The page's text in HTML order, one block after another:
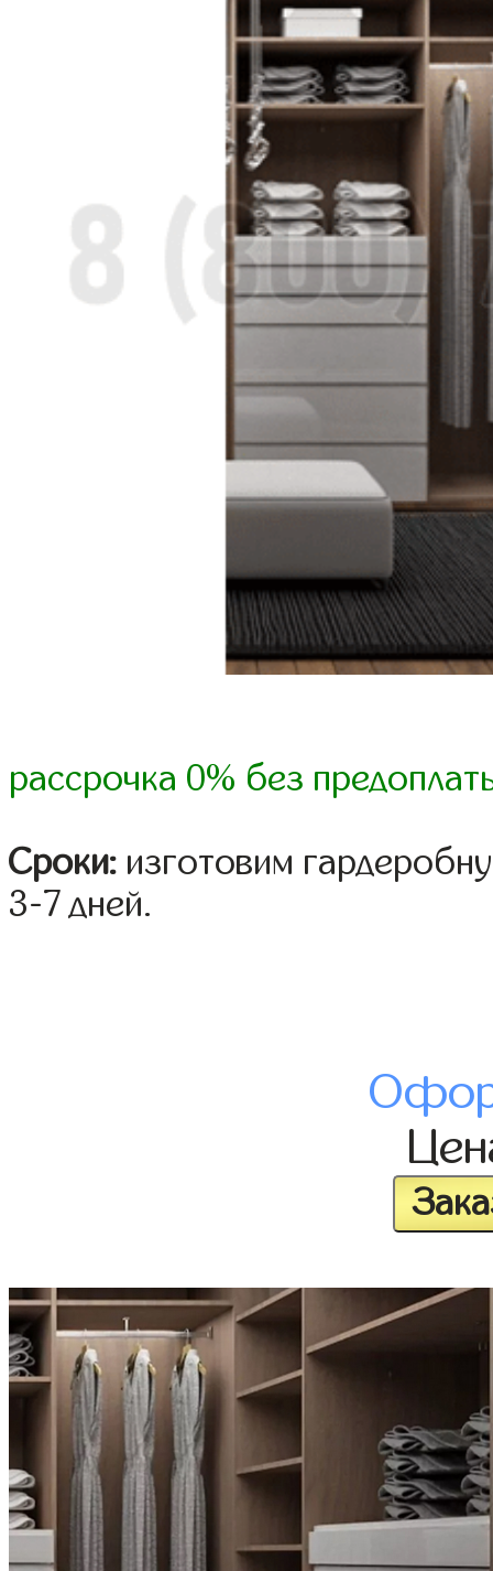
рассрочка 0% без
Сроки: изготовим
3-7 дней.